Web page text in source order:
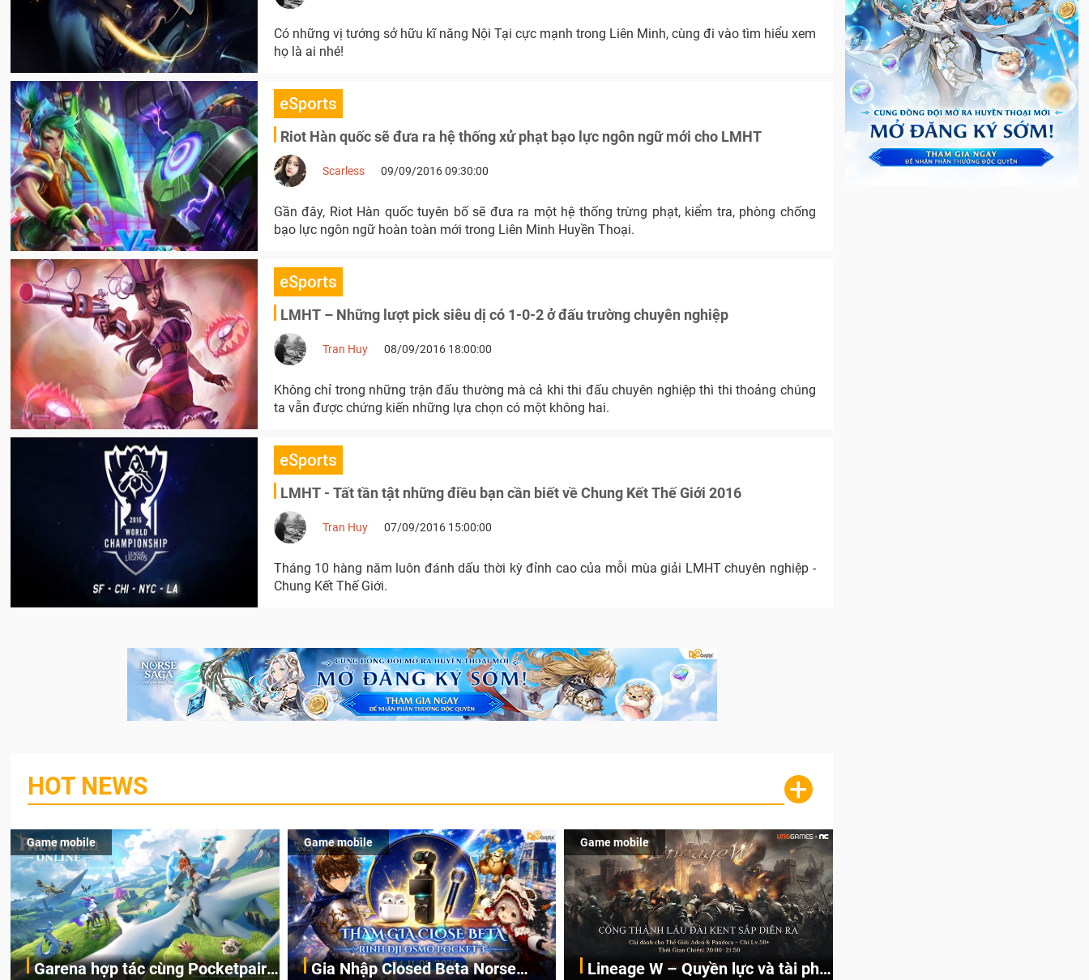
Có những vị tướng sở hữu kĩ năng Nội Tại cực mạnh trong Liên Minh, cùng đi vào tìm hiểu xem
họ là ai nhé!
eSports
Riot Hàn quốc sẽ đưa ra hệ thống xử phạt bạo lực ngôn ngữ mới cho LMHT
Scarless 09/09/2016 09:30:00
Gần đây, Riot Hàn quốc tuyên bố sẽ đưa ra một hệ thống trừng phạt, kiểm tra, phòng chống
bạo lực ngôn ngữ hoàn toàn mới trong Liên Minh Huyền Thoại.
eSports
LMHT – Những lượt pick siêu dị có 1-0-2 ở đấu trường chuyên nghiệp
Tran Huy 08/09/2016 18:00:00
Không chỉ trong những trận đấu thường mà cả khi thi đấu chuyên nghiệp thì thi thoảng chúng
ta vẫn được chứng kiến những lựa chọn có một không hai.
eSports
LMHT - Tất tần tật những điều bạn cần biết về Chung Kết Thế Giới 2016
Tran Huy 07/09/2016 15:00:00
Tháng 10 hàng năm luôn đánh dấu thời kỳ đỉnh cao của mỗi mùa giải LMHT chuyên nghiệp -
Chung Kết Thế Giới.
HOT NEWS +
Game mobile
Garena hợp tác cùng Pocketpair
Game mobile
Gia Nhập Closed Beta Norse
Game mobile
Lineage W – Quyền lực và tài phú